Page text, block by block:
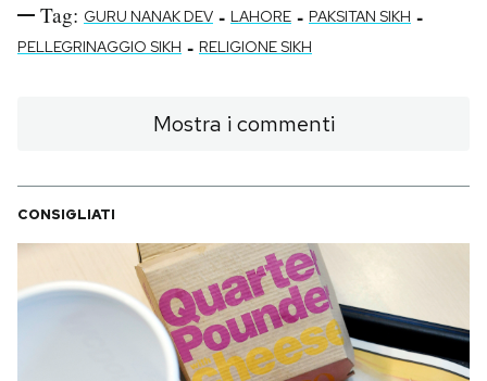
Tag: GURU NANAK DEV - LAHORE - PAKSITAN SIKH -
PELLEGRINAGGIO SIKH - RELIGIONE SIKH
Mostra i commenti
CONSIGLIATI